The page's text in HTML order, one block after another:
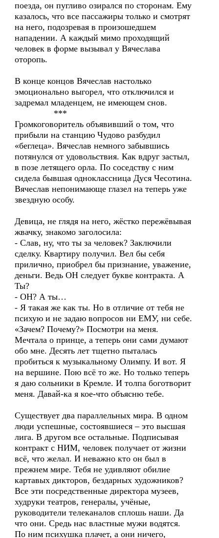
поезда, он пугливо озирался по сторонам. Ему
казалось, что все пассажиры только и смотрят
на него, подозревая в произошедшем
нападении. А каждый мимо проходящий
человек в форме вызывал у Вячеслава
оторопь.
В конце концов Вячеслав настолько
эмоционально выгорел, что отключился и
задремал младенцем, не имеющем снов.
***
Громкоговоритель объявивший о том, что
прибыли на станцию Чудово разбудил
«беглеца». Вячеслав немного забывшись
потянулся от удовольствия. Как вдруг застыл,
в позе летящего орла. По соседству с ним
сидела бывшая одноклассница Дуся Чесотина.
Вячеслав непонимающе глазел на теперь уже
звездную особу.
Девица, не глядя на него, жёстко пережёвывая
жвачку, знакомо заголосила:
- Слав, ну, что ты за человек? Заключили
сделку. Квартиру получил. Вел бы себя
прилично, приобрел бы признание, уважение,
деньги. Ведь ОН следует букве контракта. А
Ты?
- ОН? А ты…
- Я такая же как ты. Но в отличие от тебя не
психую и не задаю вопросов ни ЕМУ, ни себе.
«Зачем? Почему?» Посмотри на меня.
Мечтала о принце, а теперь они сами думают
обо мне. Десять лет тщетно пыталась
пробиться к музыкальному Олимпу. И вот. Я
на вершине. Пою всё то же. Но только теперь
я даю сольники в Кремле. И толпа боготворит
меня. Давай-ка я кое-что объясню тебе.
Существует два параллельных мира. В одном
люди успешные, состоявшиеся – это высшая
лига. В другом все остальные. Подписывая
контракт с НИМ, человек получает от жизни
всё, что желал. И неважно кто он был в
прежнем мире. Тебя не удивляют обилие
картавых дикторов, бездарных художников?
Все эти посредственные директора музеев,
худруки театров, генералы, учёные,
руководители телеканалов сплошь наши. Да
что они. Средь нас властные мужи водятся.
По ним психушка плачет, а они ничего,